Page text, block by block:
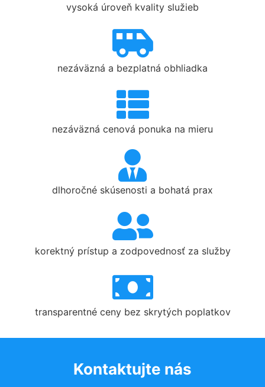
vysoká úroveň kvality služieb
nezáväzná a bezplatná obhliadka
nezáväzná cenová ponuka na mieru
dlhoročné skúsenosti a bohatá prax
korektný prístup a zodpovednosť za služby
transparentné ceny bez skrytých poplatkov
Kontaktujte nás